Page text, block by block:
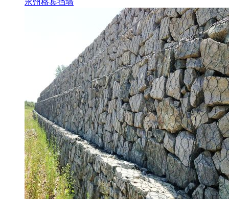
永州格宾挡墙